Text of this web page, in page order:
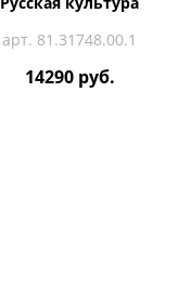
арт. 81.31748.00.1
14290 руб.